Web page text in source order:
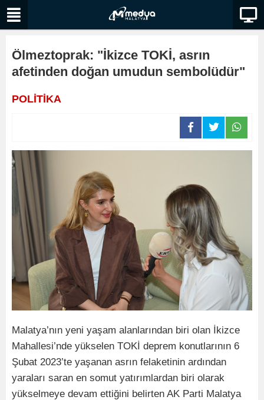
Ölmeztoprak: "İkizce TOKİ, asrın
afetinden doğan umudun sembolüdür"
POLİTİKA
Malatya’nın yeni yaşam alanlarından biri olan İkizce
Mahallesi’nde yükselen TOKİ deprem konutlarının 6
Şubat 2023’te yaşanan asrın felaketinin ardından
yaraları saran en somut yatırımlardan biri olarak
yükselmeye devam ettiğini belirten AK Parti Malatya